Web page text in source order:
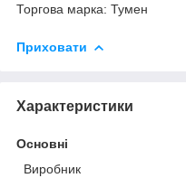
Торгова марка: Тумен
Приховати
Характеристики
Основні
Виробник